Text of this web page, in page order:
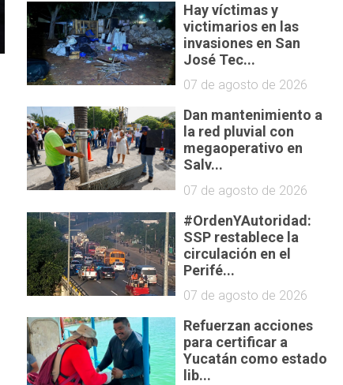
Hay víctimas y
victimarios en las
invasiones en San
José Tec...
07 de agosto de 2026
Dan mantenimiento a
la red pluvial con
megaoperativo en
Salv...
07 de agosto de 2026
#OrdenYAutoridad:
SSP restablece la
circulación en el
Perifé...
07 de agosto de 2026
Refuerzan acciones
para certificar a
Yucatán como estado
lib...